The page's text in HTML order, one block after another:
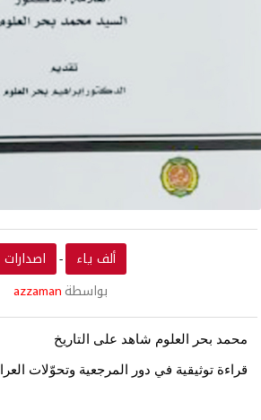
ألف ياء - اصدارات
بواسطة azzaman
محمد بحر العلوم شاهد على التاريخ
قراءة توثيقية في دور المرجعية وتحوّلات